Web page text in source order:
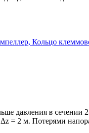
давления в сечении
= 2 м. Потерями